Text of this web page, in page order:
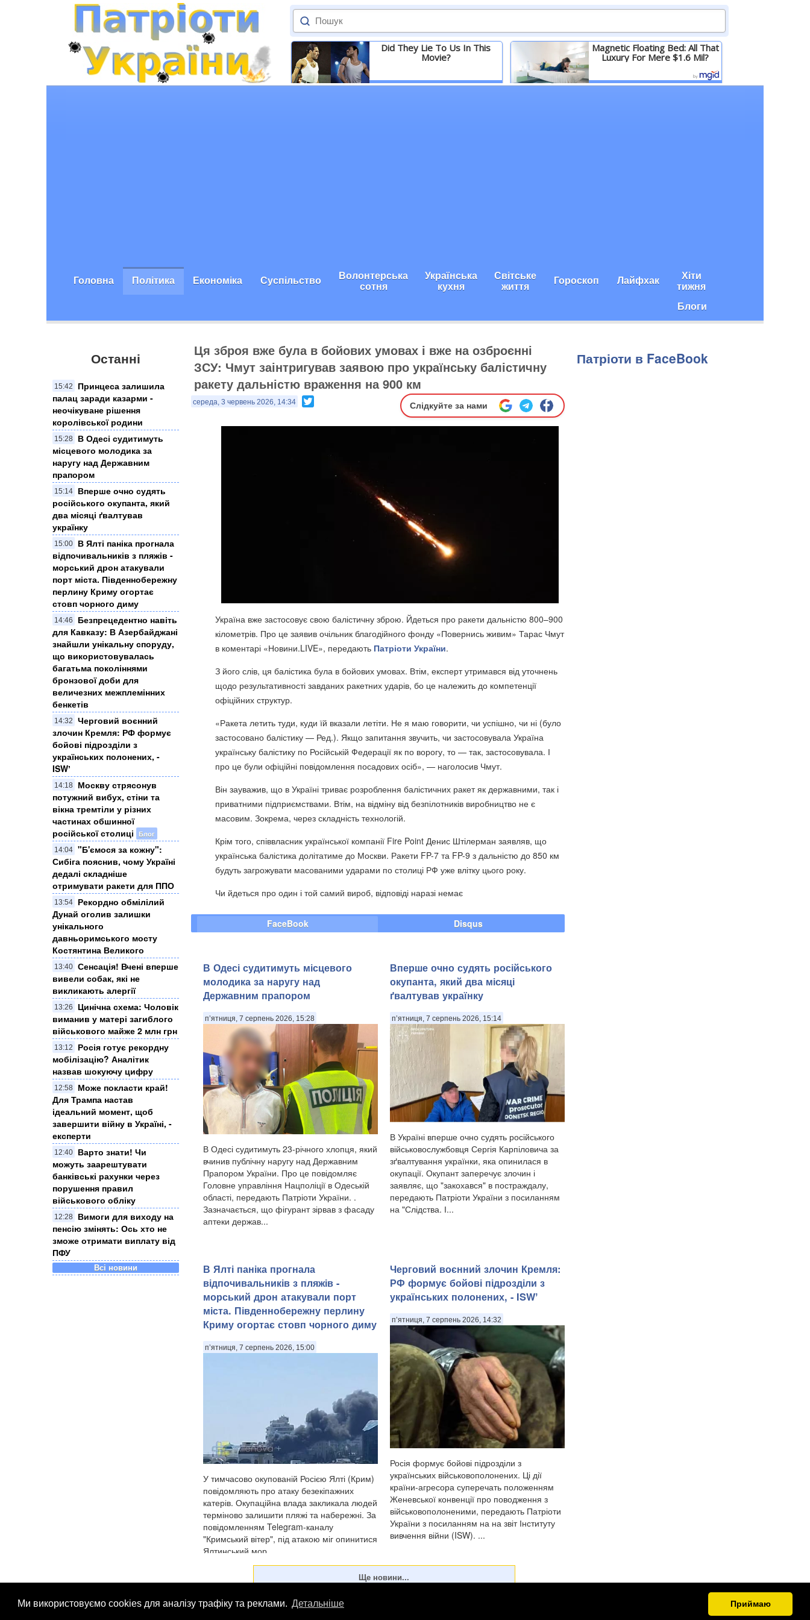
Ми використовуємо cookies для аналізу трафіку та реклами. Детальніше Приймаю
Did They Lie To Us In This
Movie?
Детальніше
Magnetic Floating Bed: All That
Luxury For Mere $1.6 Mil?
Детальніше
Головна Політика Економіка Суспільство Волонтерська
сотня
Українська
кухня
Світське
життя Гороскоп Лайфхак Хіти
тижня
Блоги
Останні
15:42
Принцеса залишила
палац заради казарми -
неочікуване рішення
королівської родини
15:28
В Одесі судитимуть
місцевого молодика за
наругу над Державним
прапором
15:14
Вперше очно судять
російського окупанта, який
два місяці ґвалтував
українку
15:00
​В Ялті паніка прогнала
відпочивальників з пляжів -
морський дрон атакували
порт міста. Південнобережну
перлину Криму огортає
стовп чорного диму
14:46
Безпрецедентно навіть
для Кавказу: В Азербайджані
знайшли унікальну споруду,
що використовувалась
багатьма поколіннями
бронзової доби для
величезних межплемінних
бенкетів
14:32
Черговий воєнний
злочин Кремля: ​РФ формує
бойові підрозділи з
українських полонених, -
ISWʼ
14:18
Москву стрясонув
потужний вибух, стіни та
вікна тремтіли у різних
частинах обшинної
російської столиці
Блог
14:04 "Б'ємося за кожну":
Сибіга пояснив, чому Україні
дедалі складніше
отримувати ракети для ППО
13:54
Рекордно обмілілий
Дунай оголив залишки
унікального
давньоримського мосту
Костянтина Великого
13:40 Сенсація! Вчені вперше
вивели собак, які не
викликають алергії
13:26
Цинічна схема: Чоловік
виманив у матері загиблого
військового майже 2 млн грн
13:12
Росія готує рекордну
мобілізацію? Аналітик
назвав шокуючу цифру
12:58
Може покласти край!
Для Трампа настав
ідеальний момент, щоб
завершити війну в Україні, -
експерти
12:40
Варто знати! Чи
можуть заарештувати
банківські рахунки через
порушення правил
військового обліку
12:28
Вимоги для виходу на
пенсію змінять: Ось хто не
зможе отримати виплату від
ПФУ
Всі новини
Ця зброя вже була в бойових умовах і вже на озброєнні
ЗСУ: Чмут заінтригував заявою про українську балістичну
ракету дальністю враження на 900 км
середа, 3 червень 2026, 14:34 Слідкуйте за нами
Україна вже застосовує свою балістичну зброю. Йдеться про ракети дальністю 800–900
кілометрів. Про це заявив очільник благодійного фонду «Повернись живим» Тарас Чмут
в коментарі «Новини.LIVE», передають Патріоти України.
З його слів, ця балістика була в бойових умовах. Втім, експерт утримався від уточнень
щодо результативності завданих ракетних ударів, бо це належить до компетенції
офіційних структур.
«Ракета летить туди, куди їй вказали летіти. Не я маю говорити, чи успішно, чи ні (було
застосовано балістику — Ред.). Якщо запитання звучить, чи застосовувала Україна
українську балістику по Російській Федерації як по ворогу, то — так, застосовувала. І
про це були офіційні повідомлення посадових осіб», — наголосив Чмут.
Він зауважив, що в Україні триває розроблення балістичних ракет як державними, так і
приватними підприємствами. Втім, на відміну від безпілотників виробництво не є
масовим. Зокрема, через складність технологій.
Крім того, співвласник української компанії Fire Point Денис Штілерман заявляв, що
українська балістика долітатиме до Москви. Ракети FP-7 та FP-9 з дальністю до 850 км
будуть загрожувати масованими ударами по столиці РФ уже влітку цього року.
Чи йдеться про один і той самий вироб, відповіді наразі немає
FaceBook Disqus
В Одесі судитимуть місцевого
молодика за наругу над
Державним прапором
п’ятниця, 7 серпень 2026, 15:28
В Одесі судитимуть 23-річного хлопця, який
вчинив публічну наругу над Державним
Прапором України. Про це повідомляє
Головне управління Нацполіції в Одеській
області, передають Патріоти України. .
Зазначається, що фігурант зірвав з фасаду
аптеки держав...
Вперше очно судять російського
окупанта, який два місяці
ґвалтував українку
п’ятниця, 7 серпень 2026, 15:14
В Україні вперше очно судять російського
військовослужбовця Сергія Карпіловича за
зґвалтування українки, яка опинилася в
окупації. Окупант заперечує злочин і
заявляє, що "закохався" в постраждалу,
передають Патріоти України з посиланням
на "Слідства. І...
​В Ялті паніка прогнала
відпочивальників з пляжів -
морський дрон атакували порт
міста. Південнобережну перлину
Криму огортає стовп чорного диму
п’ятниця, 7 серпень 2026, 15:00
У тимчасово окупованій Росією Ялті (Крим)
повідомляють про атаку безекіпажних
катерів. Окупаційна влада закликала людей
терміново залишити пляжі та набережні. За
повідомленням Telegram-каналу
"Кримський вітер", під атакою міг опинитися
Ялтинський мор...
Черговий воєнний злочин Кремля: ​
РФ формує бойові підрозділи з
українських полонених, - ISWʼ
п’ятниця, 7 серпень 2026, 14:32
Росія формує бойові підрозділи з
українських військовополонених. Ці дії
країни-агресора суперечать положенням
Женевської конвенції про поводження з
військовополоненими, передають Патріоти
України з посиланням на на звіт Інституту
вивчення війни (ISW). ...
Патріоти в FaceBook